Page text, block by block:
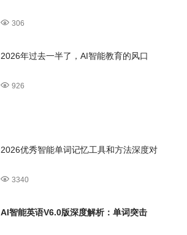
306
2026年过去一半了，AI智能教育的风口
926
2026优秀智能单词记忆工具和方法深度对
3340
AI智能英语V6.0版深度解析：单词突击